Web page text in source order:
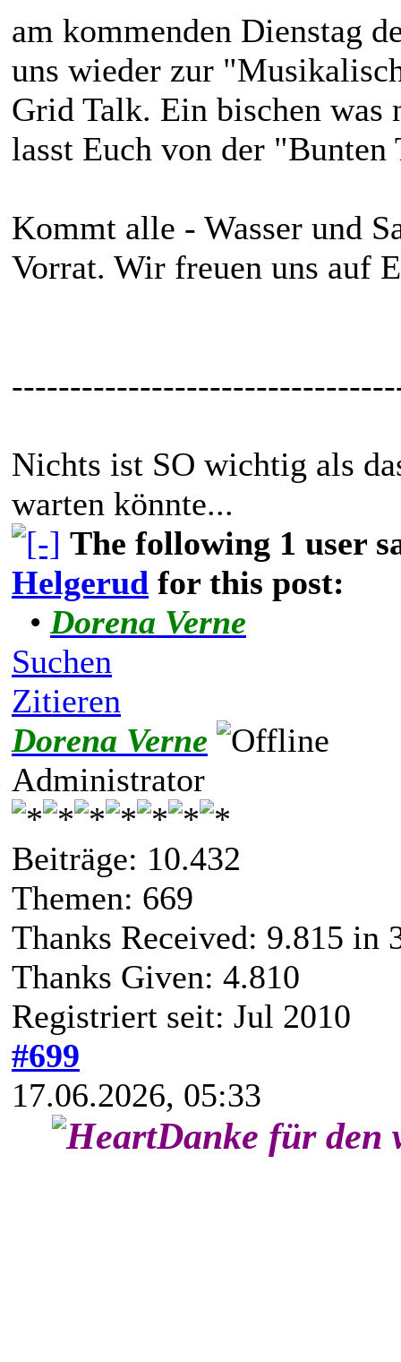
am kommenden Dienstag
uns wieder zur
Grid Talk. Ein bischen was
lasst Euch von der "Bunten
Kommt alle - Wasser und
Vorrat. Wir freuen uns auf
Nichts ist SO wichtig als
warten könnte...
The following 1 user
Helgerud for this post:
• Dorena Verne
Suchen
Zitieren
Dorena Verne
Administrator
Beiträge: 10.432
Themen: 669
Thanks Received: 9.815 in
Thanks Given: 4.810
Registriert seit: Jul 2010
#699
17.06.2026, 05:33
Danke für den